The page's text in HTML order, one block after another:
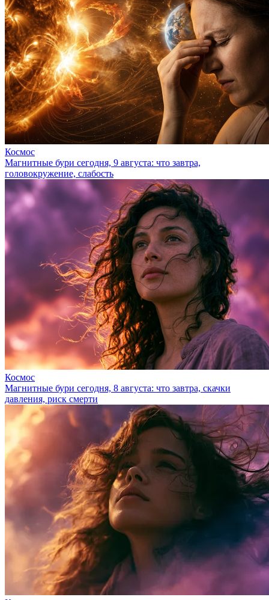
Космос
Магнитные бури сегодня, 9 августа: что завтра,
головокружение, слабость
Космос
Магнитные бури сегодня, 8 августа: что завтра, скачки
давления, риск смерти